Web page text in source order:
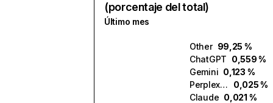
(porcentaje del total)
Último mes
Other 99,25 %
ChatGPT 0,559 %
Gemini 0,123 %
Perplexity
0,025 %
Claude 0,021 %